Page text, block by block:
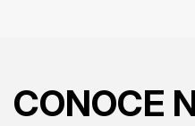
CONOCE